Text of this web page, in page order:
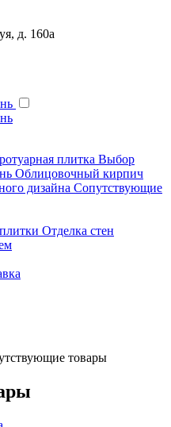
д. 160а
плитка Выбор
Облицовочный кирпич
дизайна Сопутствующие
Отделка стен
товары